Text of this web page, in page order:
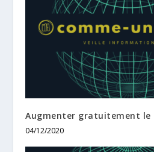
Augmenter gratuitement le
04/12/2020